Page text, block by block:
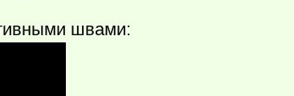
швами: